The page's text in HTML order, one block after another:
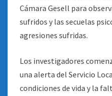
Cámara Gesell para
sufridos y las secuelas
agresiones sufridas.
Los investigadores
una alerta del Servicio
condiciones de vida y la